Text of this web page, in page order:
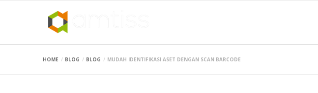
HOME BLOG BLOG MUDAH IDENTIFIKASI ASET DENGAN SCAN BARCODE